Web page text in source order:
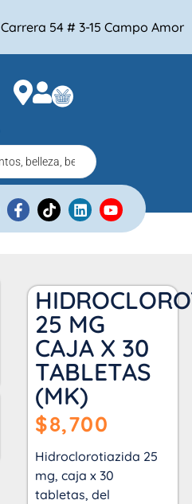
Carrera 54 # 3-15 Campo Amor
25 MG
CAJA X 30
TABLETAS
(MK)
$8,700
Hidroclorotiazida 25
mg, caja x 30
tabletas, del